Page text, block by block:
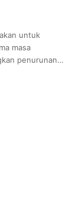
untuk
masa
penurunan…